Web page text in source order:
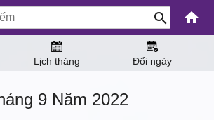
Lịch tháng Đổi ngày
9 Năm 2022